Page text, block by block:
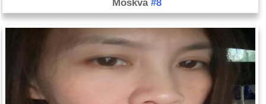
Moskva #8